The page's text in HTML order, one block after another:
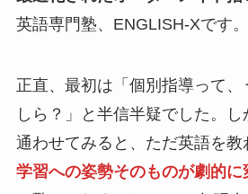
英語専門塾、ENGLISH-Xです。
正直、最初は「個別指導って
しら？」と半信半疑でした。
通わせてみると、ただ英語を教
学習への姿勢そのものが劇的に